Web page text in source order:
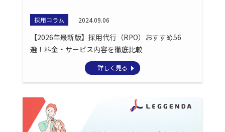
採用コラム 2024.09.06
【2026年最新版】採用代行（RPO）おすすめ56
選！料金・サービス内容を徹底比較
詳しく見る